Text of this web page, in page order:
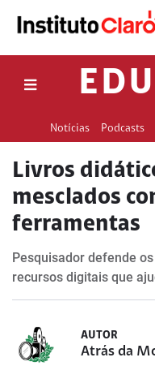
Notícias Podcasts
Livros
mesclados
ferramentas
Pesquisador defende
recursos digitais que
AUTOR
Atrás da